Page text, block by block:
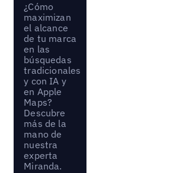
¿Cómo
maximizan
el alcance
de tu marca
en las
búsquedas
tradicionales
y con IA y
en Apple
Maps?
Descubre
más de la
mano de
nuestra
experta
Miranda.